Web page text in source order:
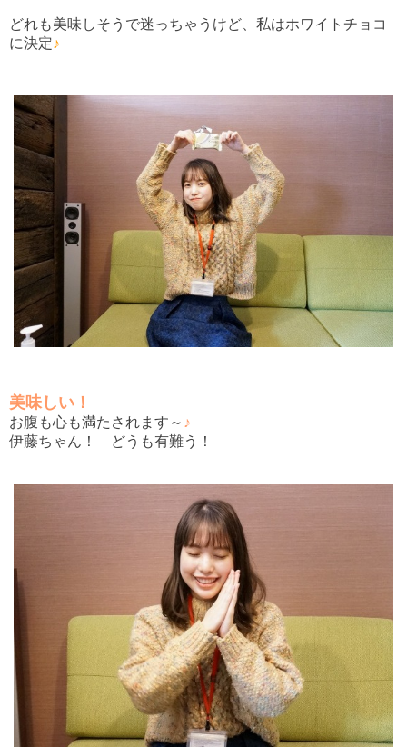
どれも美味しそうで迷っちゃうけど、私はホワイトチョコ
に決定♪
美味しい！
お腹も心も満たされます～ ♪
伊藤ちゃん！ どうも有難う！